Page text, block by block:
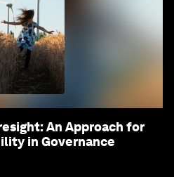
An Approach for
in Governance